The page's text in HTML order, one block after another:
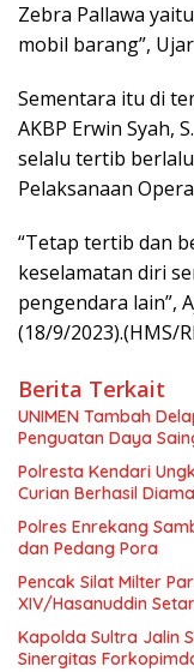
Zebra Pallawa
mobil barang”,
Sementara itu di
AKBP Erwin Syah,
selalu tertib
Pelaksanaan
“Tetap tertib dan
keselamatan diri
pengendara lain”,
(18/9/2023).(HMS/
Berita Terkait
UNIMEN Tambah
Penguatan Daya
Polresta Kendari
Curian Berhasil
Polres Enrekang
dan Pedang Pora
Pencak Silat Milter
XIV/Hasanuddin
Kapolda Sultra Jalin
Sinergitas